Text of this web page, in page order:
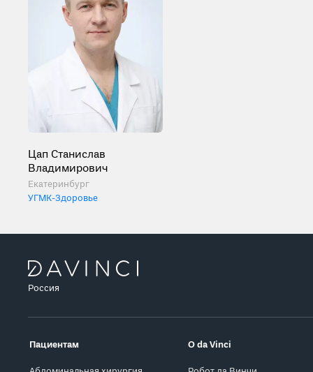
Цап Станислав
Владимирович
Екатеринбург
УГМК-Здоровье
Россия
Пациентам О da Vinci